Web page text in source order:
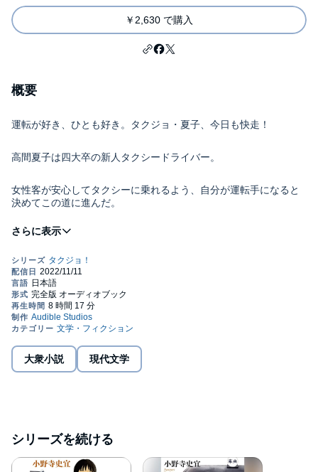
￥2,630 で購入
概要
運転が好き、ひとも好き。タクジョ・夏子、今日も快走！
高間夏子は四大卒の新人タクシードライバー。
女性客が安心してタクシーに乗れるよう、自分が運転手になると
決めてこの道に進んだ。
女性運転手の比率はわずか３％。無賃乗車や強盗など不安要素も
個性あふれる先輩や同期に励まされ、家族に支えられて、
夏子は誠心誠意、仕事に恋に(!?)立ち向かう。
温かくて爽快な青春お仕事小説の傑作！
大衆小説 現代文学
シリーズを続ける